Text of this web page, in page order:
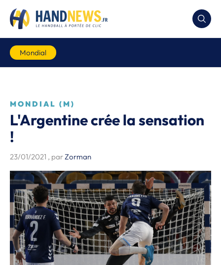
Mondial
MONDIAL (M)
L'Argentine crée la sensation
!
23/01/2021 , parZorman